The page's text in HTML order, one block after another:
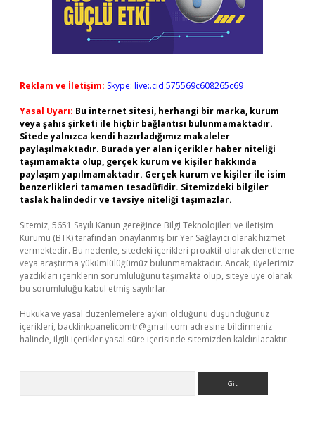
Reklam ve İletişim: Skype: live:.cid.575569c608265c69
Yasal Uyarı: Bu internet sitesi, herhangi bir marka, kurum
veya şahıs şirketi ile hiçbir bağlantısı bulunmamaktadır.
Sitede yalnızca kendi hazırladığımız makaleler
paylaşılmaktadır. Burada yer alan içerikler haber niteliği
taşımamakta olup, gerçek kurum ve kişiler hakkında
paylaşım yapılmamaktadır. Gerçek kurum ve kişiler ile isim
benzerlikleri tamamen tesadüfidir. Sitemizdeki bilgiler
taslak halindedir ve tavsiye niteliği taşımazlar.
Sitemiz, 5651 Sayılı Kanun gereğince Bilgi Teknolojileri ve İletişim
Kurumu (BTK) tarafından onaylanmış bir Yer Sağlayıcı olarak hizmet
vermektedir. Bu nedenle, sitedeki içerikleri proaktif olarak denetleme
veya araştırma yükümlülüğümüz bulunmamaktadır. Ancak, üyelerimiz
yazdıkları içeriklerin sorumluluğunu taşımakta olup, siteye üye olarak
bu sorumluluğu kabul etmiş sayılırlar.
Hukuka ve yasal düzenlemelere aykırı olduğunu düşündüğünüz
içerikleri, backlinkpanelicomtr@gmail.com adresine bildirmeniz
halinde, ilgili içerikler yasal süre içerisinde sitemizden kaldırılacaktır.